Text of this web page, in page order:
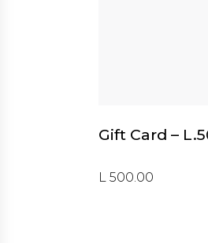
Gift Card –
L 500.00